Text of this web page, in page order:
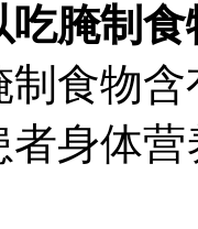
腌制食
制食物
身体